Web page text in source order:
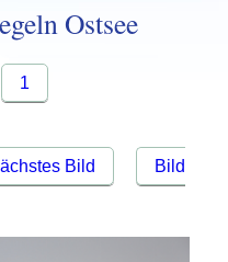
Ostsee
1
Bild
Bild